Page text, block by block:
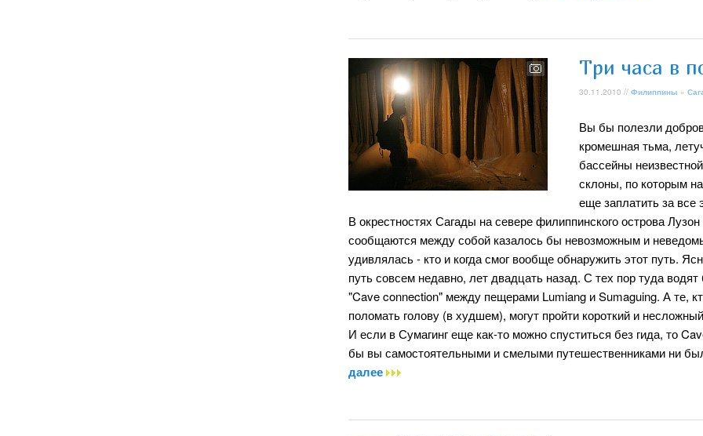
Три часа в
30.11.2010 // Филиппины »
Вы бы полезли
кромешная тьма,
бассейны
склоны, по которым
еще заплатить за
В окрестностях Сагады на севере филиппинского острова
сообщаются между собой казалось бы невозможным и
удивлялась - кто и когда смог вообще обнаружить этот путь.
путь совсем недавно, лет двадцать назад. С тех пор туда
"Cave connection" между пещерами Lumiang и Sumaguing. А те,
поломать голову (в худшем), могут пройти короткий и
И если в Сумагинг еще как-то можно спуститься без гида, то
бы вы самостоятельными и смелыми путешественниками ни
далее